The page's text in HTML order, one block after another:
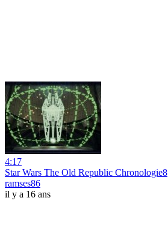
4:17
Star Wars The Old Republic Chronologie8
ramses86
il y a 16 ans